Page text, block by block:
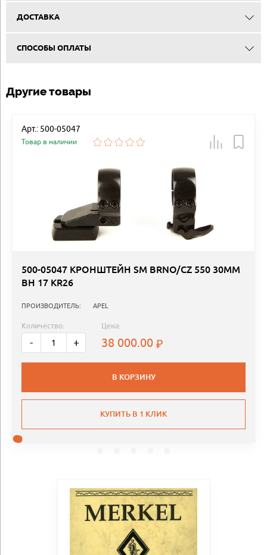
ДОСТАВКА
СПОСОБЫ ОПЛАТЫ
Другие товары
Арт.: 500-05047
Товар в наличии
500-05047 КРОНШТЕЙН SM BRNO/CZ 550 30MM
BH 17 KR26
ПРОИЗВОДИТЕЛЬ: APEL
Количество:
- +
Цена:
38 000.00
В КОРЗИНУ
КУПИТЬ В 1 КЛИК